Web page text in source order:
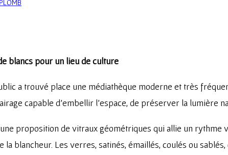
blancs pour un lieu de culture
a trouvé place une médiathèque moderne et très
capable d’embellir l’espace, de préserver la lumière
proposition de vitraux géométriques qui allie un
la blancheur. Les verres, satinés, émaillés, coulés ou